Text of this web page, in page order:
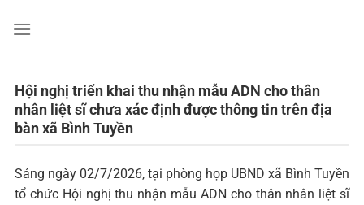
đến
Hội nghị triển khai thu nhận mẫu ADN cho thân
nhân liệt sĩ chưa xác định được thông tin trên địa
bàn xã Bình Tuyền
Sáng ngày 02/7/2026, tại phòng họp UBND xã Bình Tuyền
tổ chức Hội nghị thu nhận mẫu ADN cho thân nhân liệt sĩ